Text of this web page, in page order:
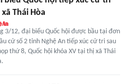
Thái Hòa
3/12, đại biểu Quốc hội được bầu tại đơn
cử số 2 tỉnh Nghệ An tiếp xúc cử tri sau
thứ 8, Quốc hội khóa XV tại thị xã Thái